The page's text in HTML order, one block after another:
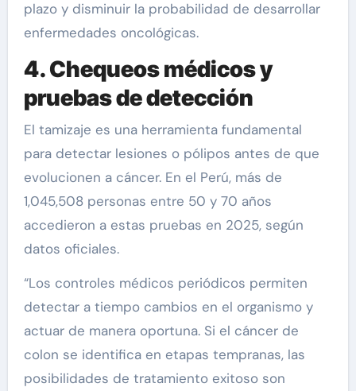
plazo y disminuir la probabilidad de desarrollar
enfermedades oncológicas.
4. Chequeos médicos y
pruebas de detección
El tamizaje es una herramienta fundamental
para detectar lesiones o pólipos antes de que
evolucionen a cáncer. En el Perú, más de
1,045,508 personas entre 50 y 70 años
accedieron a estas pruebas en 2025, según
datos oficiales.
“Los controles médicos periódicos permiten
detectar a tiempo cambios en el organismo y
actuar de manera oportuna. Si el cáncer de
colon se identifica en etapas tempranas, las
posibilidades de tratamiento exitoso son